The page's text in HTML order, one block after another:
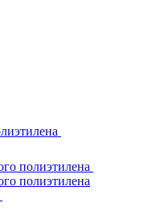
полиэтилена
полиэтилена